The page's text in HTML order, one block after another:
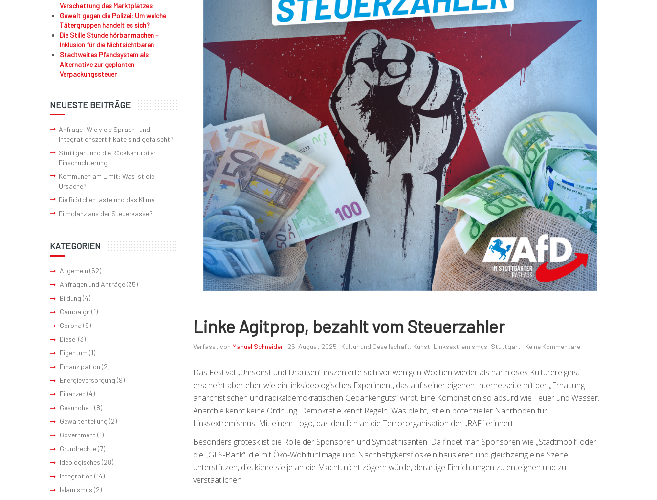
Verschattung des Marktplatzes
Gewalt gegen die Polizei: Um welche
Tätergruppen handelt es sich?
Die Stille Stunde hörbar machen –
Inklusion für die Nichtsichtbaren
Stadtweites Pfandsystem als
Alternative zur geplanten
Verpackungssteuer
NEUESTE BEITRÄGE
Anfrage: Wie viele Sprach- und
Integrationszertifikate sind gefälscht?
Stuttgart und die Rückkehr roter
Einschüchterung
Kommunen am Limit: Was ist die
Ursache?
Die Brötchentaste und das Klima
Filmglanz aus der Steuerkasse?
KATEGORIEN
Allgemein (52)
Anfragen und Anträge(35)
Bildung (4)
Campaign (1)
Corona (9)
Diesel (3)
Eigentum (1)
Emanzipation (2)
Energieversorgung (9)
Finanzen (4)
Gesundheit (8)
Gewaltenteilung (2)
Government (1)
Grundrechte(7)
Ideologisches (28)
Integration (14)
Islamismus (2)
Linke Agitprop, bezahlt vom Steuerzahler
Verfasst von Manuel Schneider | 25. August 2025 | Kultur und Gesellschaft, Kunst, Linksextremismus, Stuttgart | Keine Kommentare
Das Festival „Umsonst und Draußen“ inszenierte sich vor wenigen Wochen wieder als harmloses Kulturereignis,
erscheint aber eher wie ein linksideologisches Experiment, das auf seiner eigenen Internetseite mit der „Erhaltung
anarchistischen und radikaldemokratischen Gedankenguts“ wirbt. Eine Kombination so absurd wie Feuer und Wasser.
Anarchie kennt keine Ordnung, Demokratie kennt Regeln. Was bleibt, ist ein potenzieller Nährboden für
Linksextremismus. Mit einem Logo, das deutlich an die Terrororganisation der „RAF“ erinnert.
Besonders grotesk ist die Rolle der Sponsoren und Sympathisanten. Da findet man Sponsoren wie „Stadtmobil“ oder
die „GLS-Bank“, die mit Öko-Wohlfühlimage und Nachhaltigkeitsfloskeln hausieren und gleichzeitig eine Szene
unterstützen, die, käme sie je an die Macht, nicht zögern würde, derartige Einrichtungen zu enteignen und zu
verstaatlichen.